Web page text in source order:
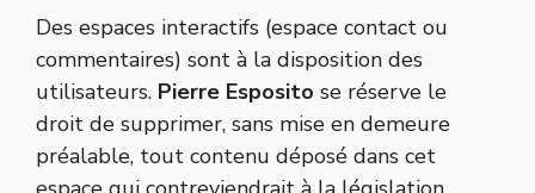
Des espaces interactifs (espace contact ou
commentaires) sont à la disposition des
utilisateurs. Pierre Esposito se réserve le
droit de supprimer, sans mise en demeure
préalable, tout contenu déposé dans cet